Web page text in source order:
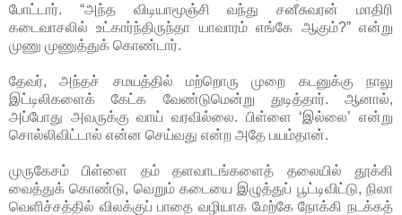
போட்டார். “அந்த விடியாமூஞ்சி வந்து சனீசுவரன் மாதிரி
கடைவாசலில் உட்கார்ந்திருந்தா யாவாரம் எங்கே ஆகும்?” என்று
முணு முணுத்துக் கொண்டார்.
தேவர், அந்தச் சமயத்தில் மற்றொரு முறை கடனுக்கு நாலு
இட்டிலிகளைக் கேட்க வேண்டுமென்று துடித்தார். ஆனால்,
அப்போது அவருக்கு வாய் வரவில்லை. பிள்ளை ‘இல்லை’ என்று
சொல்லிவிட்டால் என்ன செய்வது என்ற அதே பயம்தான்.
முருகேசம் பிள்ளை தம் தளவாடங்களைத் தலையில் தூக்கி
வைத்துக் கொண்டு, வெறும் கடையை இழுத்துப் பூட்டிவிட்டு, நிலா
வெளிச்சத்தில் விலக்குப் பாதை வழியாக மேற்கே நோக்கி நடக்கத்